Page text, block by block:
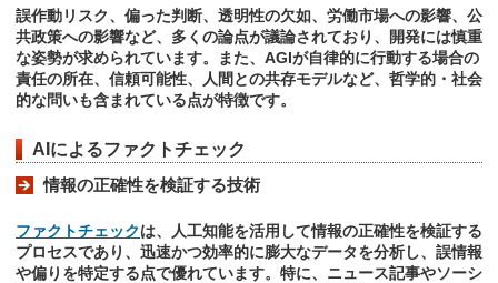
誤作動リスク、偏った判断、透明性の欠如、労働市場への影響、公
共政策への影響など、多くの論点が議論されており、開発には慎重
な姿勢が求められています。また、AGIが自律的に行動する場合の
責任の所在、信頼可能性、人間との共存モデルなど、哲学的・社会
的な問いも含まれている点が特徴です。
AIによるファクトチェック
情報の正確性を検証する技術
ファクトチェックは、人工知能を活用して情報の正確性を検証する
プロセスであり、迅速かつ効率的に膨大なデータを分析し、誤情報
や偏りを特定する点で優れています。特に、ニュース記事やソーシ